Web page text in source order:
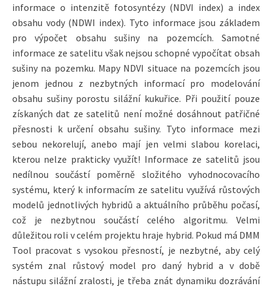
informace o intenzitě fotosyntézy (NDVI index) a index
obsahu vody (NDWI index). Tyto informace jsou základem
pro výpočet obsahu sušiny na pozemcích. Samotné
informace ze satelitu však nejsou schopné vypočítat obsah
sušiny na pozemku. Mapy NDVI situace na pozemcích jsou
jenom jednou z nezbytných informací pro modelování
obsahu sušiny porostu silážní kukuřice. Při použití pouze
získaných dat ze satelitů není možné dosáhnout patřičné
přesnosti k určení obsahu sušiny. Tyto informace mezi
sebou nekorelují, anebo mají jen velmi slabou korelaci,
kterou nelze prakticky využít! Informace ze satelitů jsou
nedílnou součástí poměrně složitého vyhodnocovacího
systému, který k informacím ze satelitu využívá růstových
modelů jednotlivých hybridů a aktuálního průběhu počasí,
což je nezbytnou součástí celého algoritmu. Velmi
důležitou roli v celém projektu hraje hybrid. Pokud má DMM
Tool pracovat s vysokou přesností, je nezbytné, aby celý
systém znal růstový model pro daný hybrid a v době
nástupu silážní zralosti, je třeba znát dynamiku dozrávání